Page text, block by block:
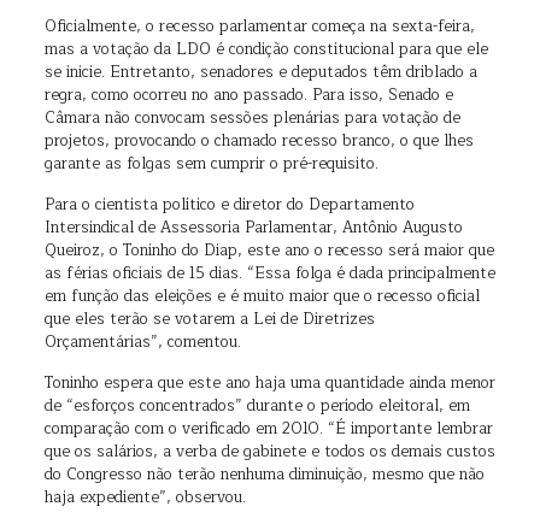
Oficialmente, o recesso parlamentar começa na sexta-feira,
mas a votação da LDO é condição constitucional para que ele
se inicie. Entretanto, senadores e deputados têm driblado a
regra, como ocorreu no ano passado. Para isso, Senado e
Câmara não convocam sessões plenárias para votação de
projetos, provocando o chamado recesso branco, o que lhes
garante as folgas sem cumprir o pré-requisito.
Para o cientista político e diretor do Departamento
Intersindical de Assessoria Parlamentar, Antônio Augusto
Queiroz, o Toninho do Diap, este ano o recesso será maior que
as férias oficiais de 15 dias. “Essa folga é dada principalmente
em função das eleições e é muito maior que o recesso oficial
que eles terão se votarem a Lei de Diretrizes
Orçamentárias”, comentou.
Toninho espera que este ano haja uma quantidade ainda menor
de “esforços concentrados” durante o período eleitoral, em
comparação com o verificado em 2010. “É importante lembrar
que os salários, a verba de gabinete e todos os demais custos
do Congresso não terão nenhuma diminuição, mesmo que não
haja expediente”, observou.